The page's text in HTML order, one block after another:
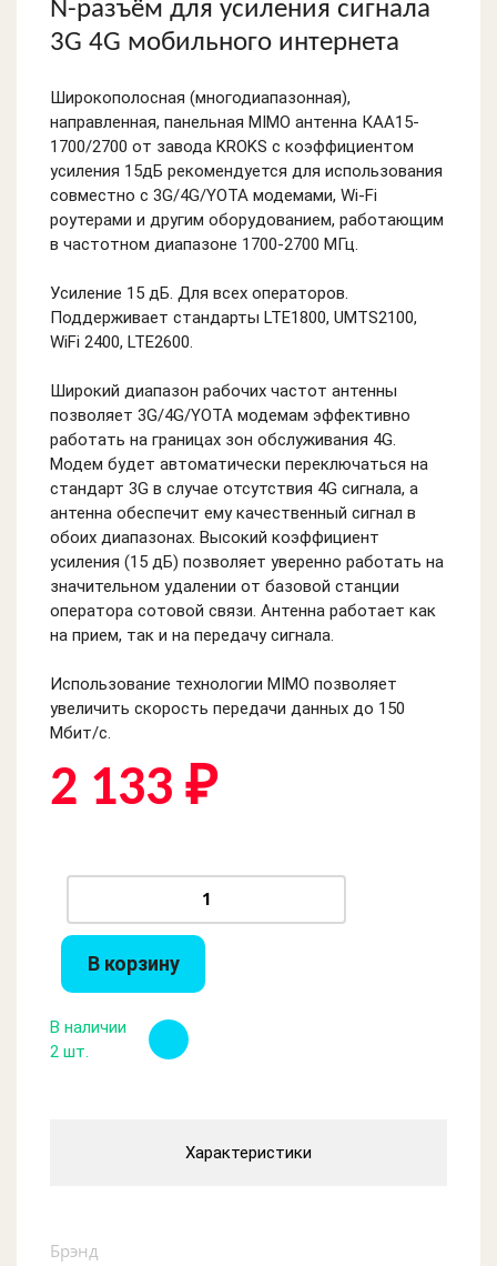
N-разъём для усиления сигнала
3G 4G мобильного интернета
Широкополосная (многодиапазонная),
направленная, панельная MIMO антенна КАА15-
1700/2700 от завода KROKS с коэффициентом
усиления 15дБ рекомендуется для использования
совместно с 3G/4G/YOTA модемами, Wi-Fi
роутерами и другим оборудованием, работающим
в частотном диапазоне 1700-2700 МГц.
Усиление 15 дБ. Для всех операторов.
Поддерживает стандарты LTE1800, UMTS2100,
WiFi 2400, LTE2600.
Широкий диапазон рабочих частот антенны
позволяет 3G/4G/YOTA модемам эффективно
работать на границах зон обслуживания 4G.
Модем будет автоматически переключаться на
стандарт 3G в случае отсутствия 4G сигнала, а
антенна обеспечит ему качественный сигнал в
обоих диапазонах. Высокий коэффициент
усиления (15 дБ) позволяет уверенно работать на
значительном удалении от базовой станции
оператора сотовой связи. Антенна работает как
на прием, так и на передачу сигнала.
Использование технологии MIMO позволяет
увеличить скорость передачи данных до 150
Мбит/с.
2 133 ₽
В наличии
2 шт.
Характеристики
Брэнд